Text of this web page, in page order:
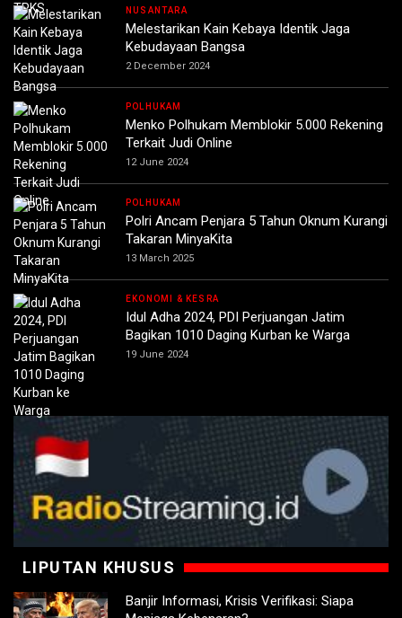
NUSANTARA
Melestarikan Kain Kebaya Identik Jaga
Kebudayaan Bangsa
2 December 2024
POLHUKAM
Menko Polhukam Memblokir 5.000 Rekening
Terkait Judi Online
12 June 2024
POLHUKAM
Polri Ancam Penjara 5 Tahun Oknum Kurangi
Takaran MinyaKita
13 March 2025
EKONOMI & KESRA
Idul Adha 2024, PDI Perjuangan Jatim
Bagikan 1010 Daging Kurban ke Warga
19 June 2024
LIPUTAN KHUSUS
Banjir Informasi, Krisis Verifikasi: Siapa